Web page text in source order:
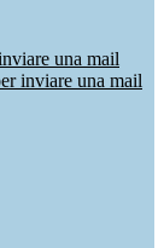
una mail
inviare una mail